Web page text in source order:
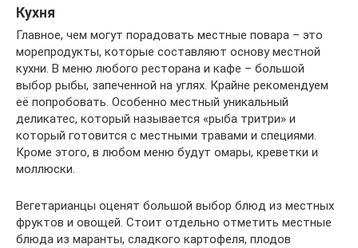
Кухня
Главное, чем могут порадовать местные повара – это
морепродукты, которые составляют основу местной
кухни. В меню любого ресторана и кафе – большой
выбор рыбы, запеченной на углях. Крайне рекомендуем
её попробовать. Особенно местный уникальный
деликатес, который называется «рыба тритри» и
который готовится с местными травами и специями.
Кроме этого, в любом меню будут омары, креветки и
моллюски.
Вегетарианцы оценят большой выбор блюд из местных
фруктов и овощей. Стоит отдельно отметить местные
блюда из маранты, сладкого картофеля, плодов